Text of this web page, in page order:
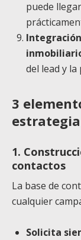
puede
del lead y
3
1.
contactos
La base de
cualquier
Solicita